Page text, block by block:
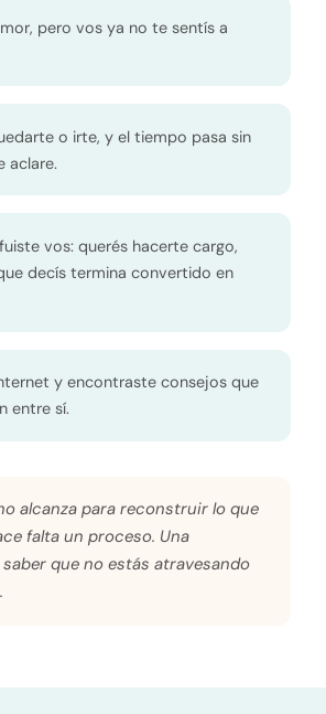
pero vos ya no te sentís a
o irte, y el tiempo pasa sin
aclare.
vos: querés hacerte cargo,
decís termina convertido en
y encontraste consejos que
entre sí.
alcanza para reconstruir lo que
falta un proceso. Una
que no estás atravesando